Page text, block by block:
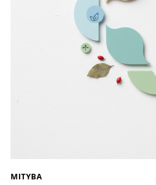
MITYBA